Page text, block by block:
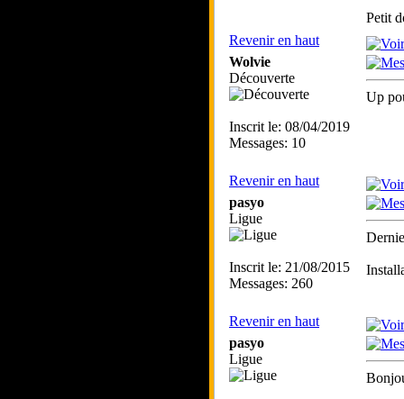
Petit
Revenir en haut
Wolvie
Découverte
Inscrit le: 08/04/2019
Messages: 10
Up
Revenir en haut
pasyo
Ligue
Inscrit le: 21/08/2015
Messages: 260
Revenir en haut
pasyo
Ligue